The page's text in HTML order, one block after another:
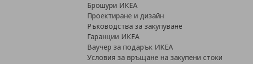
Брошури ИКЕА
Проектиране и дизайн
Ръководства за закупуване
Гаранции ИКЕА
Ваучер за подарък ИКЕА
Условия за връщане на закупени стоки